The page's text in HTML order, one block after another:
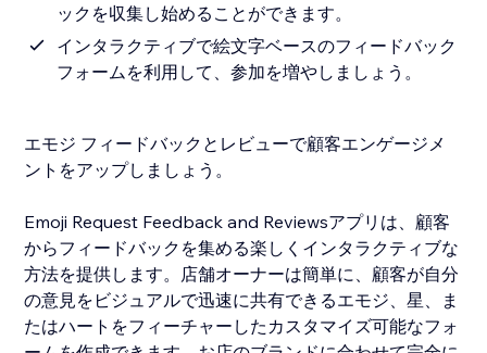
ックを収集し始めることができます。
インタラクティブで絵文字ベースのフィードバック
フォームを利用して、参加を増やしましょう。
エモジ フィードバックとレビューで顧客エンゲージメ
ントをアップしましょう。
Emoji Request Feedback and Reviewsアプリは、顧客
からフィードバックを集める楽しくインタラクティブな
方法を提供します。店舗オーナーは簡単に、顧客が自分
の意見をビジュアルで迅速に共有できるエモジ、星、ま
たはハートをフィーチャーしたカスタマイズ可能なフォ